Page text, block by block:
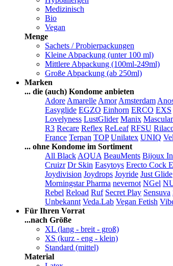
Medizinisch
Bio
Vegan
Menge
Sachets / Probierpackungen
Kleine Abpackung (unter 100 ml)
Mittlere Abpackung (100ml-249ml)
Große Abpackung (ab 250ml)
Marken
... die (auch) Kondome anbieten
Adore Amarelle Amor Amsterdam
Easyglide EGZO Einhorn ERCO EXS
Lovelyness LustGlider Manix
R3 Recare Reflex ReLeaf RFSU
France Terpan TOP Unilatex UNIQ
... ohne Kondome im Sortiment
All Black AQUA BeauMents Bijoux
Cruizr Dr Skin Easytoys Erecto Cock
Joydivision Joydrops Joyride Just Glide
Morningstar Pharma nevernot NGel
Rebel Reload Ruf Secret Play Sensuva
Unbekannt Veda.Lab Vegan Fetish
Für Ihren Vorrat
...nach Größe
XL (lang - breit - groß)
XS (kurz - eng - klein)
Standard (mittel)
Material